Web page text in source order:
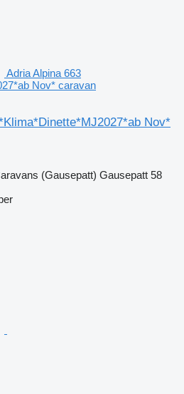
Adria Alpina 663
Nov* caravan
Nov*
(Gausepatt) Gausepatt 58